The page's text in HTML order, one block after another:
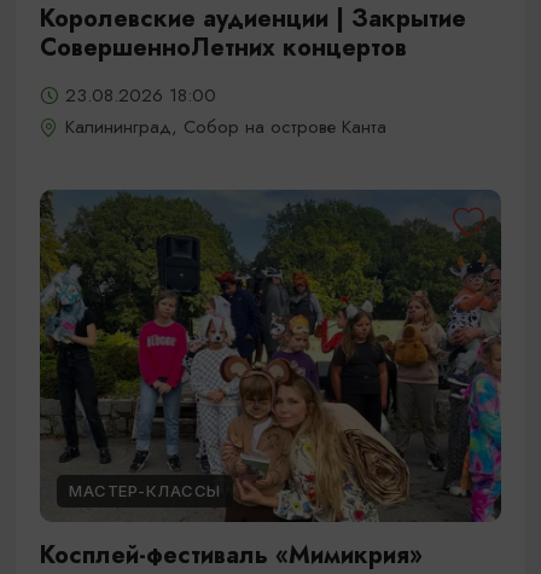
Королевские аудиенции | Закрытие
СовершенноЛетних концертов
23.08.2026 18:00
Калининград, Собор на острове Канта
МАСТЕР-КЛАССЫ
Косплей-фестиваль «Мимикрия»